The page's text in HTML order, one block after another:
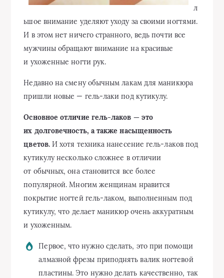
л
ьшое внимание уделяют уходу за своими ногтями.
И в этом нет ничего странного, ведь почти все
мужчины обращают внимание на красивые
и ухоженные ногти рук.
Недавно на смену обычным лакам для маникюра
пришли новые — гель-лаки под кутикулу.
Основное отличие гель-лаков — это
их долговечность, а также насыщенность
цветов.И хотя техника нанесение гель-лаков под
кутикулу несколько сложнее в отличии
от обычных, она становится все более
популярной. Многим женщинам нравится
покрытие ногтей гель-лаком, выполненным под
кутикулу, что делает маникюр очень аккуратным
и ухоженным.
Первое, что нужно сделать, это при помощи
алмазной фрезы приподнять валик ногтевой
пластины. Это нужно делать качественно, так